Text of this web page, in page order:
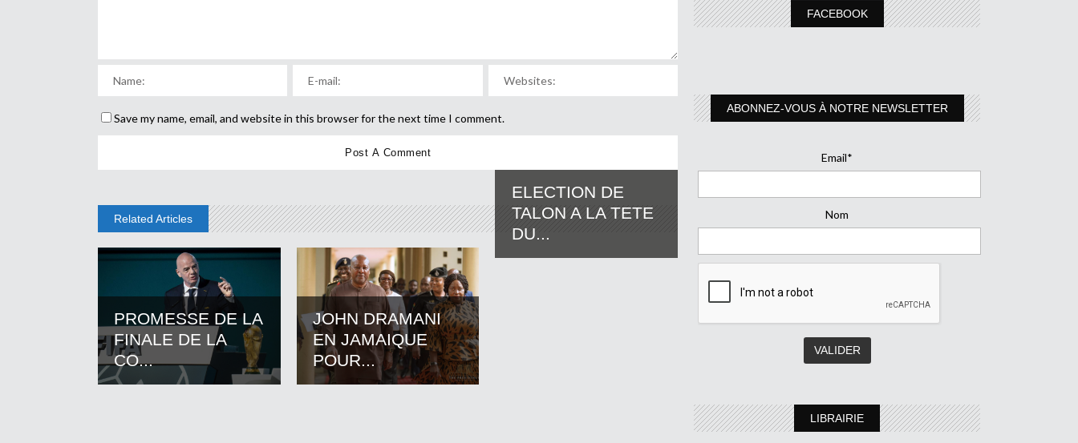
Save my name, email, and website in this browser for the next time I comment.
Related Articles
PROMESSE DE LA
FINALE DE LA
CO...
JOHN DRAMANI
EN JAMAIQUE
POUR...
ELECTION DE
TALON A LA TETE
DU...
FACEBOOK
ABONNEZ-VOUS À NOTRE NEWSLETTER
Email*
Nom
LIBRAIRIE